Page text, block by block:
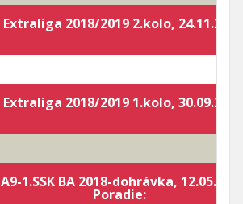
Extraliga 2018/2019 2.kolo, 24.11.2018
Extraliga 2018/2019 1.kolo, 30.09.2018
A9-1.SSK BA 2018-dohrávka,
Poradie: